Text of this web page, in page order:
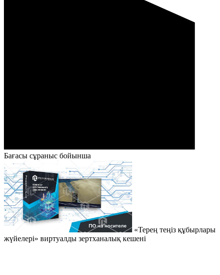
Бағасы сұраныс бойынша
«Терең теңіз құбырлары
жүйелері» виртуалды зертханалық кешені